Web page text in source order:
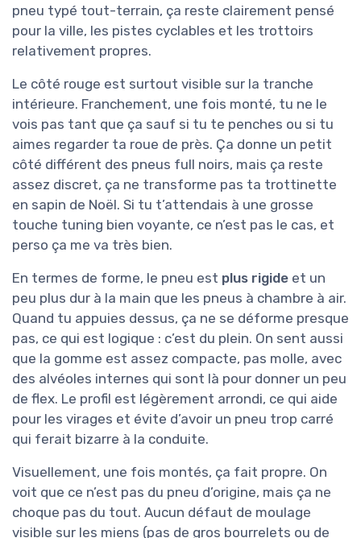
pneu typé tout-terrain, ça reste clairement pensé
pour la ville, les pistes cyclables et les trottoirs
relativement propres.
Le côté rouge est surtout visible sur la tranche
intérieure. Franchement, une fois monté, tu ne le
vois pas tant que ça sauf si tu te penches ou si tu
aimes regarder ta roue de près. Ça donne un petit
côté différent des pneus full noirs, mais ça reste
assez discret, ça ne transforme pas ta trottinette
en sapin de Noël. Si tu t’attendais à une grosse
touche tuning bien voyante, ce n’est pas le cas, et
perso ça me va très bien.
En termes de forme, le pneu est plus rigide et un
peu plus dur à la main que les pneus à chambre à air.
Quand tu appuies dessus, ça ne se déforme presque
pas, ce qui est logique : c’est du plein. On sent aussi
que la gomme est assez compacte, pas molle, avec
des alvéoles internes qui sont là pour donner un peu
de flex. Le profil est légèrement arrondi, ce qui aide
pour les virages et évite d’avoir un pneu trop carré
qui ferait bizarre à la conduite.
Visuellement, une fois montés, ça fait propre. On
voit que ce n’est pas du pneu d’origine, mais ça ne
choque pas du tout. Aucun défaut de moulage
visible sur les miens (pas de gros bourrelets ou de